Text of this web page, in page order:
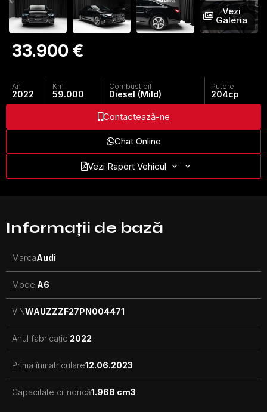
Vezi
Galeria
33.900 €
An
2022
Km
59.000
Combustibil
Diesel (Mild)
Putere
204cp
Contactează-ne
Chat Online
Vezi Raport Vehicul
Informații de bază
MarcaAudi
ModelA6
VINWAUZZZF27PN004471
Anul fabricației2022
Prima înmatriculare12.06.2023
Capacitate cilindrică1.968 cm3